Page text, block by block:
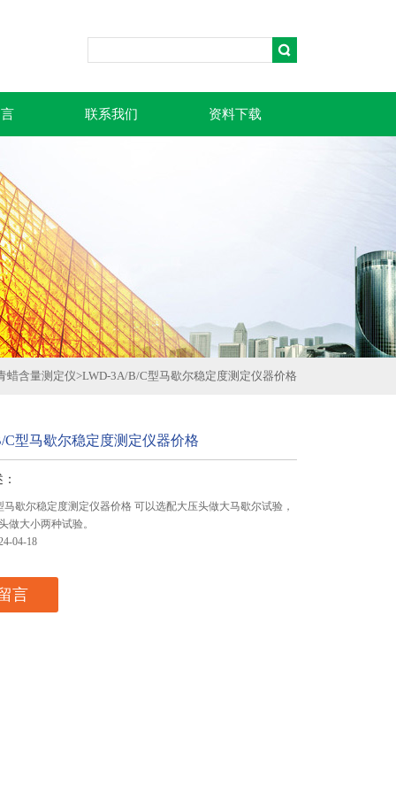
联系我们 资料下载
蜡含量测定仪>LWD-3A/B/C型马歇尔稳定度测定仪器价格
C型马歇尔稳定度测定仪器价格
马歇尔稳定度测定仪器价格 可以选配大压头做大马歇尔试验，
做大小两种试验。
04-18
言